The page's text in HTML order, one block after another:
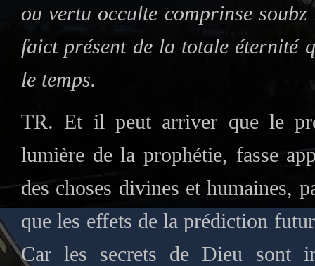
ou vertu occulte comprinse
faict présent de la totale éternité
le temps.
TR. Et il peut arriver que le
lumière de la prophétie, fasse
des choses divines et humaines,
que les effets de la prédiction
Car les secrets de Dieu sont